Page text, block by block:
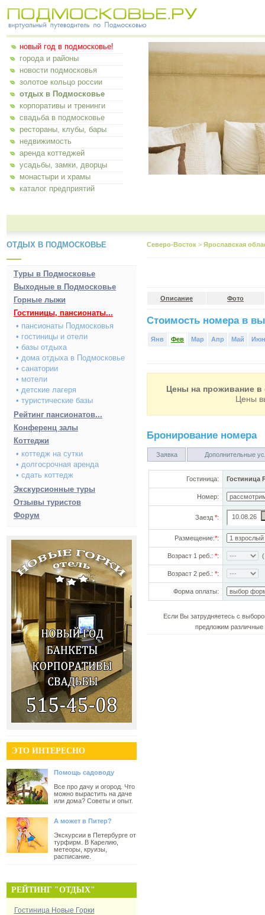
новый год в подмосковье!
города и районы
новости подмосковья
золотое кольцо россии
отдых в Подмосковье
корпоративы и тренинги
свадьба в подмосковье
рестораны, клубы, бары
недвижимость
аренда коттеджей
усадьбы, замки, дворцы
монастыри и храмы
каталог предприятий
ОТДЫХ В ПОДМОСКОВЬЕ
Туры в Подмосковье
Выходные в Подмосковье
Горные лыжи
Гостиницы, пансионаты...
• пансионаты Подмосковья
• гостиницы и отели
• базы отдыха
• дома отдыха в Подмосковье
• санатории
• мотели
• детские лагеря
• туристические базы
Рейтинг пансионатов...
Конференц залы
Коттеджи
• коттедж на сутки
• долгосрочная аренда
• сдать коттедж
Экскурсионные туры
Отзывы туристов
Форум
ЭТО ИНТЕРЕСНО
Помощь садоводу
Все про дачу и огород. Что
можно вырастить на даче
или дома? Советы и опыт.
А может в Питер?
Экскурсии в Петербурге от
турфирм. В Карелию,
метеоры, круизы,
расписание.
РЕЙТИНГ "ОТДЫХ"
Гостиница Новые Горки
Северо-Восток > Ярославская
Описание Фото
Стоимость номера в
Янв Фев Мар Апр Май Июн
Цены на проживание в
Цены
Бронирование номера
Заявка Дополнительные
Гостиница: Гостиница
Номер:
Заезд *:
Размещение:*:
Возраст 1 реб.: *:
Возраст 2 реб.: *:
Форма оплаты:
Если Вы затрудняетесь с
предложим различные